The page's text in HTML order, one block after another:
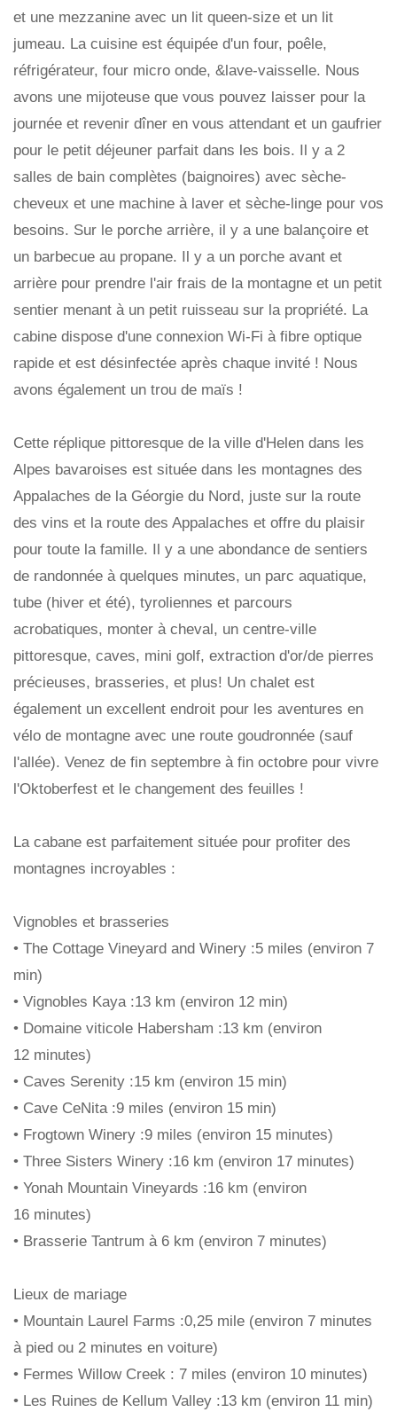
et une mezzanine avec un lit queen-size et un lit
jumeau. La cuisine est équipée d'un four, poêle,
réfrigérateur, four micro onde, &lave-vaisselle. Nous
avons une mijoteuse que vous pouvez laisser pour la
journée et revenir dîner en vous attendant et un gaufrier
pour le petit déjeuner parfait dans les bois. Il y a 2
salles de bain complètes (baignoires) avec sèche-
cheveux et une machine à laver et sèche-linge pour vos
besoins. Sur le porche arrière, il y a une balançoire et
un barbecue au propane. Il y a un porche avant et
arrière pour prendre l'air frais de la montagne et un petit
sentier menant à un petit ruisseau sur la propriété. La
cabine dispose d'une connexion Wi-Fi à fibre optique
rapide et est désinfectée après chaque invité ! Nous
avons également un trou de maïs !
Cette réplique pittoresque de la ville d'Helen dans les
Alpes bavaroises est située dans les montagnes des
Appalaches de la Géorgie du Nord, juste sur la route
des vins et la route des Appalaches et offre du plaisir
pour toute la famille. Il y a une abondance de sentiers
de randonnée à quelques minutes, un parc aquatique,
tube (hiver et été), tyroliennes et parcours
acrobatiques, monter à cheval, un centre-ville
pittoresque, caves, mini golf, extraction d'or/de pierres
précieuses, brasseries, et plus! Un chalet est
également un excellent endroit pour les aventures en
vélo de montagne avec une route goudronnée (sauf
l'allée). Venez de fin septembre à fin octobre pour vivre
l'Oktoberfest et le changement des feuilles !
La cabane est parfaitement située pour profiter des
montagnes incroyables :
Vignobles et brasseries
• The Cottage Vineyard and Winery :5 miles (environ 7
min)
• Vignobles Kaya :13 km (environ 12 min)
• Domaine viticole Habersham :13 km (environ
12 minutes)
• Caves Serenity :15 km (environ 15 min)
• Cave CeNita :9 miles (environ 15 min)
• Frogtown Winery :9 miles (environ 15 minutes)
• Three Sisters Winery :16 km (environ 17 minutes)
• Yonah Mountain Vineyards :16 km (environ
16 minutes)
• Brasserie Tantrum à 6 km (environ 7 minutes)
Lieux de mariage
• Mountain Laurel Farms :0,25 mile (environ 7 minutes
à pied ou 2 minutes en voiture)
• Fermes Willow Creek : 7 miles (environ 10 minutes)
• Les Ruines de Kellum Valley :13 km (environ 11 min)